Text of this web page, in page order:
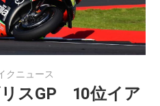
クニュース
スGP 10位イア